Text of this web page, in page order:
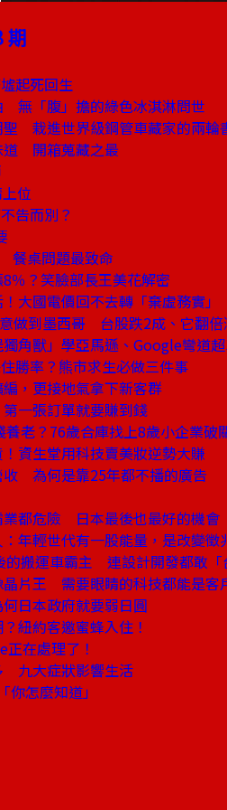
期
起死回生
無「腹」擔的綠色冰淇淋問世
聖 栽進世界級鋼管車藏家的兩輪
道 開箱蒐藏之最
位
告而別？
餐桌問題最致命
％？笑臉部長王美花解密
大國電價回不去轉「棄虛務實」
做到墨西哥 台股跌2成、它翻倍
角獸」學亞馬遜、Google彎道超
勝率？熊市求生必做三件事
，更接地氣拿下新客群
一張訂單就要賺到錢
老？76歲合庫找上8歲小企業破
資生堂用科技賣美妝逆勢大賺
收 為何是靠25年都不播的廣告
業都危險 日本最後也最好的機會
年輕世代有一股能量，是改變徵
搬運車霸主 連設計開發都敢「
晶片王 需要眼睛的科技都能是客
日本政府就要弱日圓
紐約客邀蜜蜂入住！
在處理了！
九大症狀影響生活
你怎麼知道」